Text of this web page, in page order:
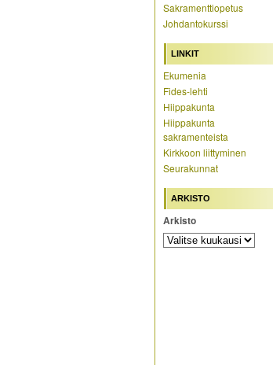
Sakramenttiopetus
Johdantokurssi
LINKIT
Ekumenia
Fides-lehti
Hiippakunta
Hiippakunta
sakramenteista
Kirkkoon liittyminen
Seurakunnat
ARKISTO
Arkisto